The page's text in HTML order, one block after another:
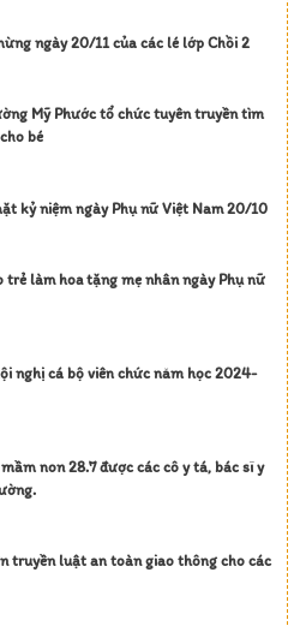
ngày 20/11 của các lé lớp Chồi 2
Mỹ Phước tổ chức tuyên truyền tìm
bé
kỷ niệm ngày Phụ nữ Việt Nam 20/10
làm hoa tặng mẹ nhân ngày Phụ nữ
nghị cá bộ viên chức năm học 2024-
non 28.7 được các cô y tá, bác sĩ y
truyền luật an toàn giao thông cho các